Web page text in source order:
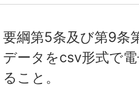
要綱第5条及び第9条
データをcsv形式で
ること。